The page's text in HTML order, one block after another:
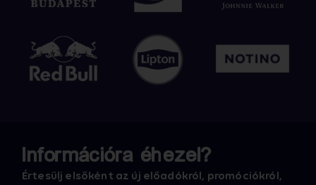
Információra éhezel?
Értesülj elsőként az új előadókról, promóciókról,